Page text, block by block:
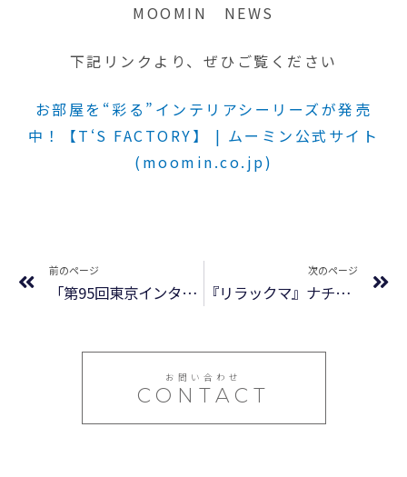
MOOMIN NEWS
下記リンクより、ぜひご覧ください
お部屋を“彩る”インテリアシーリーズが発売
中！【T‘S FACTORY】 | ムーミン公式サイト
(moomin.co.jp)
前のページ
「第95回東京インターナショナル・ギフト・ショー 春 2023」に出展いたします
次のページ
『リラックマ』ナチュラルカラーがかわいいインテリアが新発売！
お問い合わせ
CONTACT